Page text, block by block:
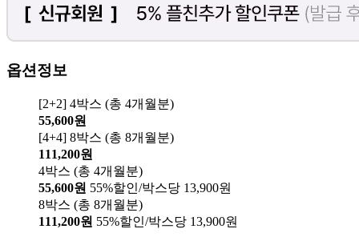
옵션정보
[2+2] 4박스 (총 4개월분)
55,600원
[4+4] 8박스 (총 8개월분)
111,200원
4박스 (총 4개월분)
55,600원 55%할인/박스당 13,900원
8박스 (총 8개월분)
111,200원 55%할인/박스당 13,900원